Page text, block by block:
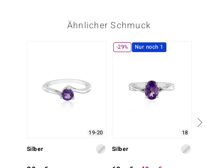
Ähnlicher Schmuck
19-20
Silber
-29% Nur noch 1
18
Silber